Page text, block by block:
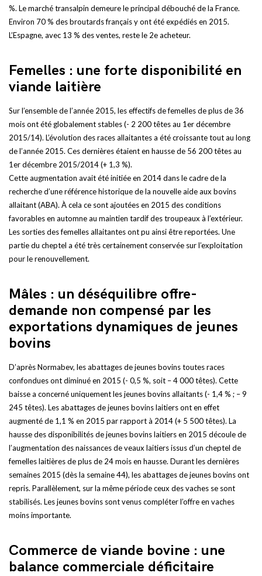
%. Le marché transalpin demeure le principal débouché de la France.
Environ 70 % des broutards français y ont été expédiés en 2015.
L’Espagne, avec 13 % des ventes, reste le 2e acheteur.
Femelles : une forte disponibilité en
viande laitière
Sur l’ensemble de l’année 2015, les effectifs de femelles de plus de 36
mois ont été globalement stables (- 2 200 têtes au 1er décembre
2015/14). L’évolution des races allaitantes a été croissante tout au long
de l’année 2015. Ces dernières étaient en hausse de 56 200 têtes au
1er décembre 2015/2014 (+ 1,3 %).
Cette augmentation avait été initiée en 2014 dans le cadre de la
recherche d’une référence historique de la nouvelle aide aux bovins
allaitant (ABA). À cela ce sont ajoutées en 2015 des conditions
favorables en automne au maintien tardif des troupeaux à l’extérieur.
Les sorties des femelles allaitantes ont pu ainsi être reportées. Une
partie du cheptel a été très certainement conservée sur l’exploitation
pour le renouvellement.
Mâles : un déséquilibre offre-
demande non compensé par les
exportations dynamiques de jeunes
bovins
D’après Normabev, les abattages de jeunes bovins toutes races
confondues ont diminué en 2015 (- 0,5 %, soit – 4 000 têtes). Cette
baisse a concerné uniquement les jeunes bovins allaitants (- 1,4 % ; – 9
245 têtes). Les abattages de jeunes bovins laitiers ont en effet
augmenté de 1,1 % en 2015 par rapport à 2014 (+ 5 500 têtes). La
hausse des disponibilités de jeunes bovins laitiers en 2015 découle de
l’augmentation des naissances de veaux laitiers issus d’un cheptel de
femelles laitières de plus de 24 mois en hausse. Durant les dernières
semaines 2015 (dès la semaine 44), les abattages de jeunes bovins ont
repris. Parallèlement, sur la même période ceux des vaches se sont
stabilisés. Les jeunes bovins sont venus compléter l’offre en vaches
moins importante.
Commerce de viande bovine : une
balance commerciale déficitaire